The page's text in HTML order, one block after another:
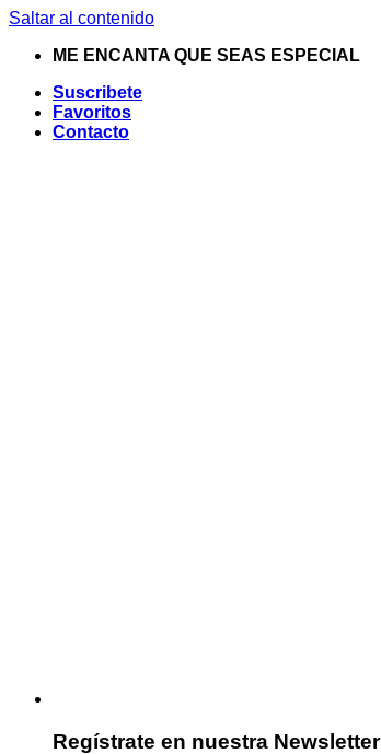
Saltar al contenido
ME ENCANTA QUE SEAS ESPECIAL
Suscribete
Favoritos
Contacto
Regístrate en nuestra Newsletter